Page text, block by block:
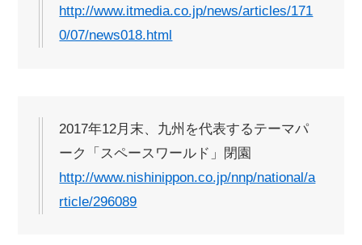
http://www.itmedia.co.jp/news/articles/171
0/07/news018.html
2017年12月末、九州を代表するテーマパ
ーク「スペースワールド」閉園
http://www.nishinippon.co.jp/nnp/national/a
rticle/296089